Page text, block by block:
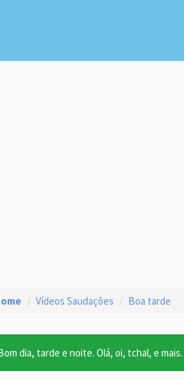
Vídeos Saudações Boa tarde
dia, tarde e noite. Olá, oi, tchal, e mais.